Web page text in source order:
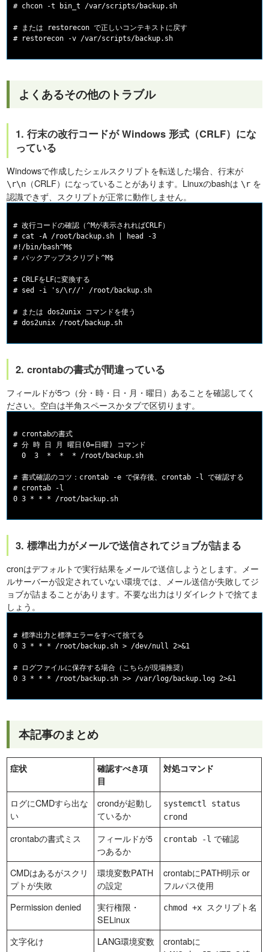
# chcon -t bin_t /var/scripts/backup.sh
# または restorecon で正しいコンテキストに戻す
よくあるその他のトラブル
1. 行末の改行コードが Windows 形式（CRLF）にな
っている
Windowsで作成したシェルスクリプトを転送した場合、行末が
\r\n （CRLF）になっていることがあります。Linuxのbashは \r を
認識できず、スクリプトが正常に動作しません。
# 改行コードの確認（^Mが表示されればCRLF）
# cat -A /root/backup.sh | head -3
#!/bin/bash^M$
# バックアップスクリプト^M$
# CRLFをLFに変換する
# sed -i 's/\r//' /root/backup.sh
# または dos2unix コマンドを使う
2. crontabの書式が間違っている
フィールドが5つ（分・時・日・月・曜日）あることを確認してく
ださい。空白は半角スペースかタブで区切ります。
# crontabの書式
# 分 時 日 月 曜日(0=日曜) コマンド
  0  3  *  *  * /root/backup.sh
# 書式確認のコツ：crontab -e で保存後、crontab -l で確認する
# crontab -l
3. 標準出力がメールで送信されてジョブが詰まる
cronはデフォルトで実行結果をメールで送信しようとします。メー
ルサーバーが設定されていない環境では、メール送信が失敗してジ
ョブが詰まることがあります。不要な出力はリダイレクトで捨てま
しょう。
# 標準出力と標準エラーをすべて捨てる
0 3 * * * /root/backup.sh > /dev/null 2>&1
# ログファイルに保存する場合（こちらが現場推奨）
本記事のまとめ
症状
確認すべき項
目
対処コマンド
ログにCMDすら出な
い
crondが起動し
ているか
systemctl status
crond
crontabの書式ミス
フィールドが5
つあるか
crontab -l で確認
CMDはあるがスクリ
プトが失敗
環境変数PATH
の設定
crontabにPATH明示 or
フルパス使用
Permission denied
実行権限・
SELinux
chmod +x スクリプト名
文字化け LANG環境変数 crontabに